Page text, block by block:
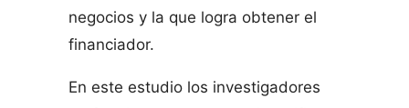
negocios y la que logra obtener el
financiador.
En este estudio los investigadores